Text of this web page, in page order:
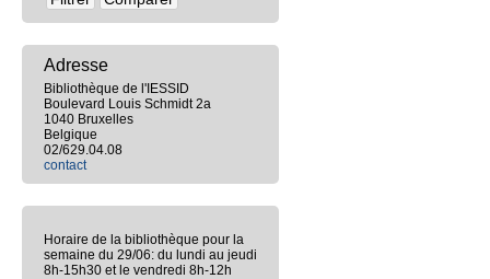
Adresse
Bibliothèque de l'IESSID
Boulevard Louis Schmidt 2a
1040 Bruxelles
Belgique
02/629.04.08
contact
Horaire de la bibliothèque pour la
semaine du 29/06: du lundi au jeudi
8h-15h30 et le vendredi 8h-12h